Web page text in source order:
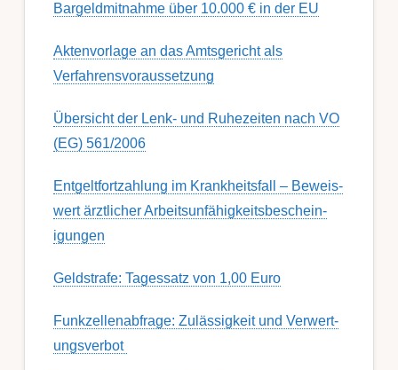
Bargeldmitnahme über 10.000 € in der EU
Aktenvorlage an das Amtsgericht als
Verfahrensvoraussetzung
Übersicht der Lenk- und Ruhezeiten nach VO
(EG) 561/2006
Ent­gelt­fort­zahl­ung im Krank­heits­fall – Be­weis­
wert ärzt­lich­er Ar­beits­un­fähig­keits­be­schein­
igung­en
Geldstrafe: Tagessatz von 1,00 Euro
Funk­zell­en­ab­fra­ge: Zu­lässig­keit und Ver­wert­
ungs­ver­bot